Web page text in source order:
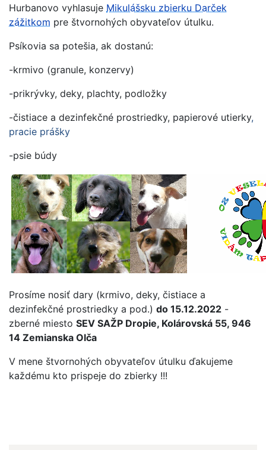
Hurbanovo vyhlasuje Mikulášsku zbierku Darček
zážitkom pre štvornohých obyvateľov útulku.
Psíkovia sa potešia, ak dostanú:
-krmivo (granule, konzervy)
-prikrývky, deky, plachty, podložky
-čistiace a dezinfekčné prostriedky, papierové utierky,
pracie prášky
-psie búdy
Prosíme nosiť dary (krmivo, deky, čistiace a
dezinfekčné prostriedky a pod.) do 15.12.2022 -
zberné miesto SEV SAŽP Dropie, Kolárovská 55, 946
14 Zemianska Olča
V mene štvornohých obyvateľov útulku ďakujeme
každému kto prispeje do zbierky !!!